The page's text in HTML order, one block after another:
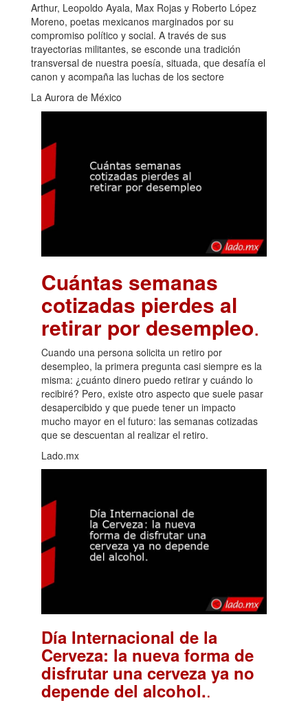
Arthur, Leopoldo Ayala, Max Rojas y Roberto López
Moreno, poetas mexicanos marginados por su
compromiso político y social. A través de sus
trayectorias militantes, se esconde una tradición
transversal de nuestra poesía, situada, que desafía el
canon y acompaña las luchas de los sectore
La Aurora de México
Cuántas semanas
cotizadas pierdes al
retirar por desempleo.
Cuando una persona solicita un retiro por
desempleo, la primera pregunta casi siempre es la
misma: ¿cuánto dinero puedo retirar y cuándo lo
recibiré? Pero, existe otro aspecto que suele pasar
desapercibido y que puede tener un impacto
mucho mayor en el futuro: las semanas cotizadas
que se descuentan al realizar el retiro.
Lado.mx
Día Internacional de la
Cerveza: la nueva forma de
disfrutar una cerveza ya no
depende del alcohol..